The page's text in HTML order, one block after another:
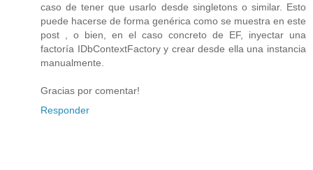
caso de tener que usarlo desde singletons o similar. Esto
puede hacerse de forma genérica como se muestra en este
post , o bien, en el caso concreto de EF, inyectar una
factoría IDbContextFactory y crear desde ella una instancia
manualmente.
Gracias por comentar!
Responder